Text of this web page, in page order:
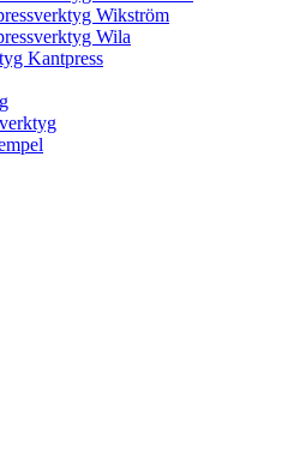
Wikström
Wila
Kantpress